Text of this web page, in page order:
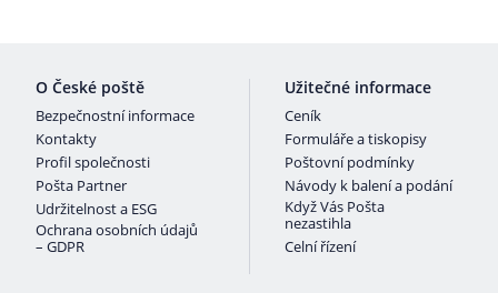
O České poště
Bezpečnostní informace
Kontakty
Profil společnosti
Pošta Partner
Udržitelnost a ESG
Ochrana osobních údajů
– GDPR
Užitečné informace
Ceník
Formuláře a tiskopisy
Poštovní podmínky
Návody k balení a podání
Když Vás Pošta
nezastihla
Celní řízení